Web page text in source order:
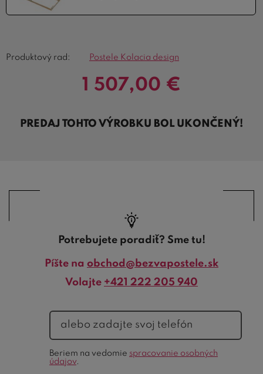
Produktový rad: Postele Kolacia design
1 507,00 €
PREDAJ TOHTO VÝROBKU BOL UKONČENÝ!
Potrebujete poradiť? Sme tu!
Píšte na obchod@bezvapostele.sk
Volajte +421 222 205 940
telefón
formulára
Beriem na vedomie spracovanie osobných
údajov.